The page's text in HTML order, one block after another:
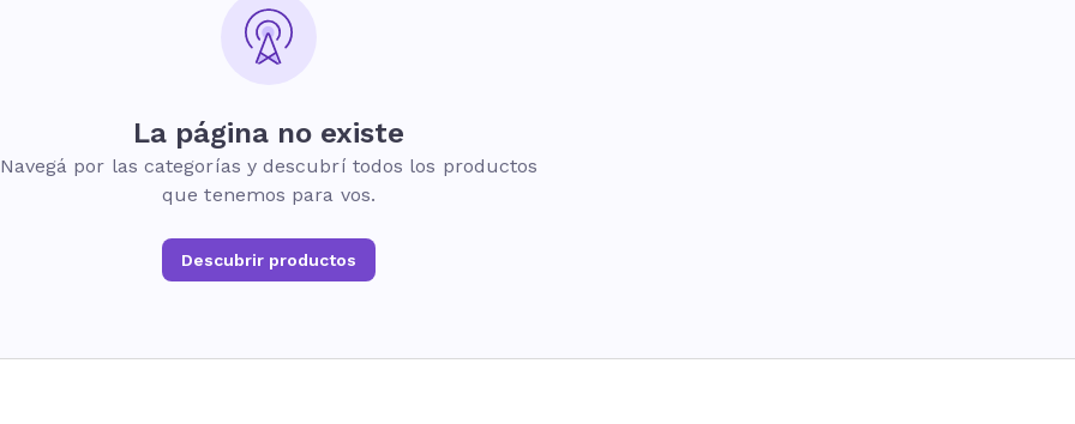
La página no existe
Navegá por las categorías y descubrí todos los productos
que tenemos para vos.
Descubrir productos